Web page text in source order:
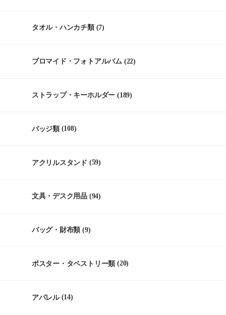
タオル・ハンカチ類(7)
ブロマイド・フォトアルバム (22)
ストラップ・キーホルダー (189)
バッジ類(108)
アクリルスタンド (59)
文具・デスク用品 (94)
バッグ・財布類 (9)
ポスター・タペストリー類 (20)
アパレル(14)